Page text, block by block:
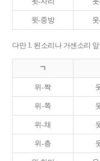
윗-중방
다만 1. 된소리나 거센소리
ㄱ
위-짝
위-쪽
위-채
위-층